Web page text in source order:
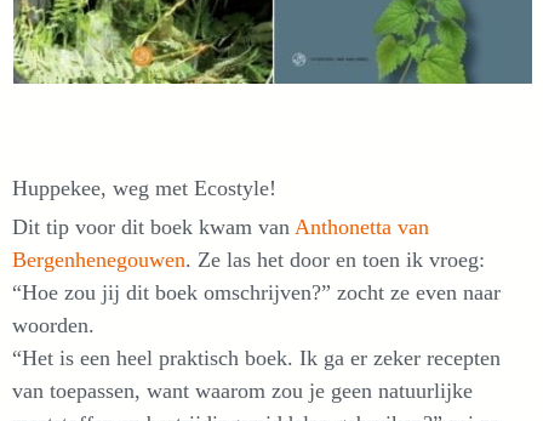
Huppekee, weg met Ecostyle!
Dit tip voor dit boek kwam van Anthonetta van
Bergenhenegouwen. Ze las het door en toen ik vroeg:
“Hoe zou jij dit boek omschrijven?” zocht ze even naar
woorden.
“Het is een heel praktisch boek. Ik ga er zeker recepten
van toepassen, want waarom zou je geen natuurlijke